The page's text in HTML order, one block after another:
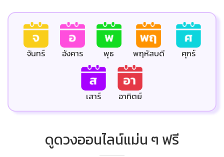
จันทร์ อังคาร พุธ พฤหัสบดี ศุกร์
เสาร์ อาทิตย์
ดูดวงออนไลน์แม่น ๆ ฟรี